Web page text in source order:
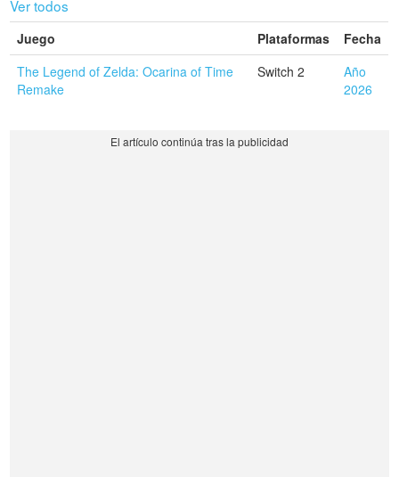
Ver todos
Juego Plataformas
Fecha
The Legend of Zelda: Ocarina of Time
Remake
Switch 2
Año
2026